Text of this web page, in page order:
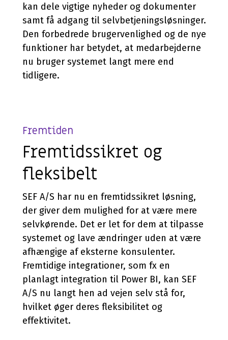
kan dele vigtige nyheder og dokumenter
samt få adgang til selvbetjeningsløsninger.
Den forbedrede brugervenlighed og de nye
funktioner har betydet, at medarbejderne
nu bruger systemet langt mere end
tidligere.
Fremtiden
Fremtidssikret og
fleksibelt
SEF A/S har nu en fremtidssikret løsning,
der giver dem mulighed for at være mere
selvkørende. Det er let for dem at tilpasse
systemet og lave ændringer uden at være
afhængige af eksterne konsulenter.
Fremtidige integrationer, som fx en
planlagt integration til Power BI, kan SEF
A/S nu langt hen ad vejen selv stå for,
hvilket øger deres fleksibilitet og
effektivitet.